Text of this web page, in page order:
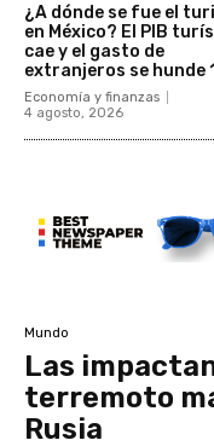
¿A dónde se fue el
en México? El PIB
cae y el gasto de
extranjeros se hunde
Economía y finanzas
4 agosto, 2026